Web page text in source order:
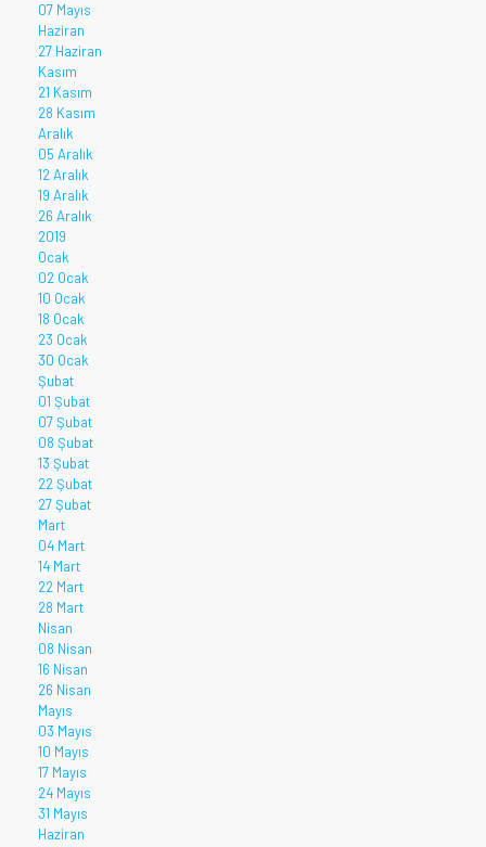
07 Mayıs
Haziran
27 Haziran
Kasım
21 Kasım
28 Kasım
Aralık
05 Aralık
12 Aralık
19 Aralık
26 Aralık
2019
Ocak
02 Ocak
10 Ocak
18 Ocak
23 Ocak
30 Ocak
Şubat
01 Şubat
07 Şubat
08 Şubat
13 Şubat
22 Şubat
27 Şubat
Mart
04 Mart
14 Mart
22 Mart
28 Mart
Nisan
08 Nisan
16 Nisan
26 Nisan
Mayıs
03 Mayıs
10 Mayıs
17 Mayıs
24 Mayıs
31 Mayıs
Haziran